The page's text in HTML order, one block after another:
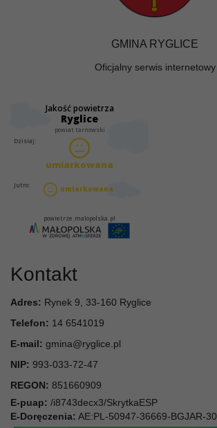
GMINA RYGLICE
Oficjalny serwis internetowy
Kontakt
Adres: Rynek 9, 33-160 Ryglice
Telefon: 14 6541019
E-mail: gmina@ryglice.pl
NIP: 993-033-72-47
REGON: 851660909
E-puap: /i8743decx3/SkrytkaESP
E-Doręczenia: AE:PL-50947-36669-BGJAR-30